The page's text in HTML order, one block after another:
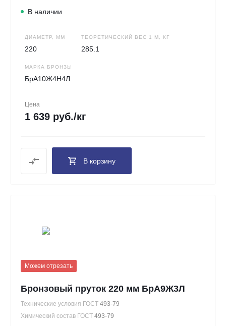
В наличии
ДИАМЕТР, ММ
220
ТЕОРЕТИЧЕСКИЙ ВЕС 1 М, КГ
285.1
МАРКА БРОНЗЫ
БрА10Ж4Н4Л
Цена
1 639 руб./кг
В корзину
Можем отрезать
Бронзовый пруток 220 мм БрА9Ж3Л
Технические условия ГОСТ 493-79
Химический состав ГОСТ 493-79